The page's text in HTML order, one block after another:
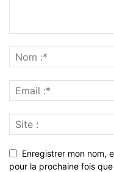
Enregistrer mon nom,
pour la prochaine fois